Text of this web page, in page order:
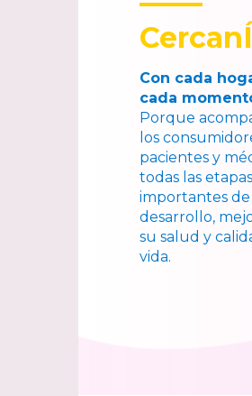
Con cada
cada
Porque
los
pacientes y
todas las etapas
importantes de
desarrollo,
su salud y
vida.